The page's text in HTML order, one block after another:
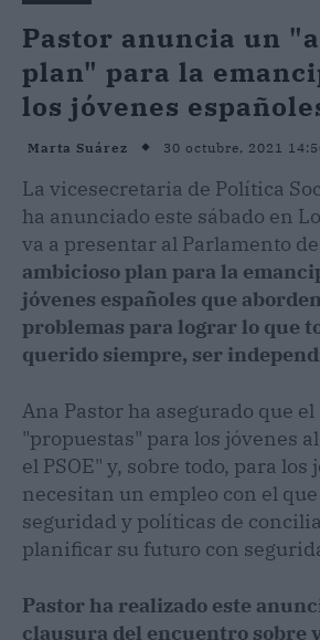
Pastor anuncia un
plan" para la
los jóvenes
Marta Suárez 30 octubre, 2021
La vicesecretaria de Política
ha anunciado este sábado en
va a presentar al Parlamento
ambicioso plan para la
jóvenes españoles que
problemas para lograr lo que
querido siempre, ser
Ana Pastor ha asegurado que el
"propuestas" para los jóvenes
el PSOE" y, sobre todo, para los
necesitan un empleo con el
seguridad y políticas de
planificar su futuro con
Pastor ha realizado este
clausura del encuentro sobre